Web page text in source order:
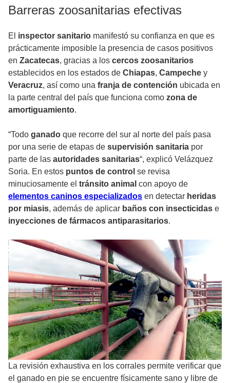
Barreras zoosanitarias efectivas
El inspector sanitario manifestó su confianza en que es
prácticamente imposible la presencia de casos positivos
en Zacatecas, gracias a los cercos zoosanitarios
establecidos en los estados de Chiapas, Campeche y
Veracruz, así como una franja de contención ubicada en
la parte central del país que funciona como zona de
amortiguamiento.
“Todo ganado que recorre del sur al norte del país pasa
por una serie de etapas de supervisión sanitaria por
parte de las autoridades sanitarias“, explicó Velázquez
Soria. En estos puntos de control se revisa
minuciosamente el tránsito animal con apoyo de
elementos caninos especializados en detectar heridas
por miasis, además de aplicar baños con insecticidas e
inyecciones de fármacos antiparasitarios.
La revisión exhaustiva en los corrales permite verificar que
el ganado en pie se encuentre físicamente sano y libre de